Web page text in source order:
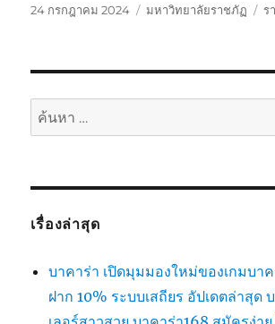
เขียน
24 กรกฎาคม 2024
หมวด
มหาวิทยาลัยราชภัฏ
ป้
ร
ค้นหา:
เรื่องล่าสุด
บาคาร่า เปิดมุมมองใหม่ของเกมบา
ฝาก 10% ระบบเสถียร อัปเดตล่าสุด